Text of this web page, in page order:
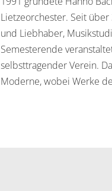
Lietzeorchester. Seit über
und Liebhaber, Musikstud
Semesterende
selbsttragender Verein.
Moderne, wobei Werke